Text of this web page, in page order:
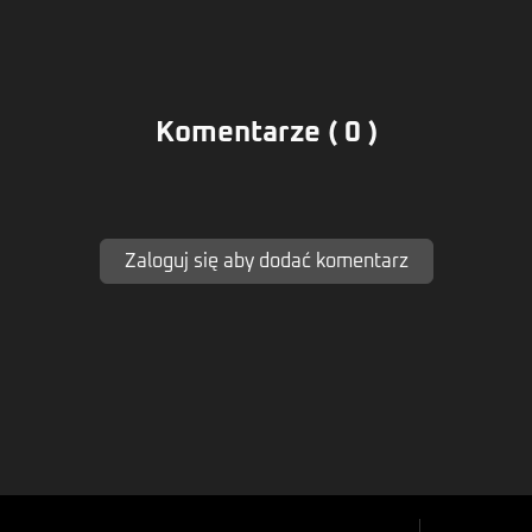
Komentarze ( 0 )
Zaloguj się aby dodać komentarz